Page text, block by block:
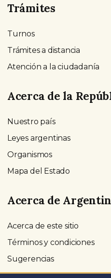
Trámites
Turnos
Trámites a distancia
Atención a la ciudadanía
Acerca de la
Nuestro país
Leyes argentinas
Organismos
Mapa del Estado
Acerca de
Acerca de este sitio
Términos y condiciones
Sugerencias